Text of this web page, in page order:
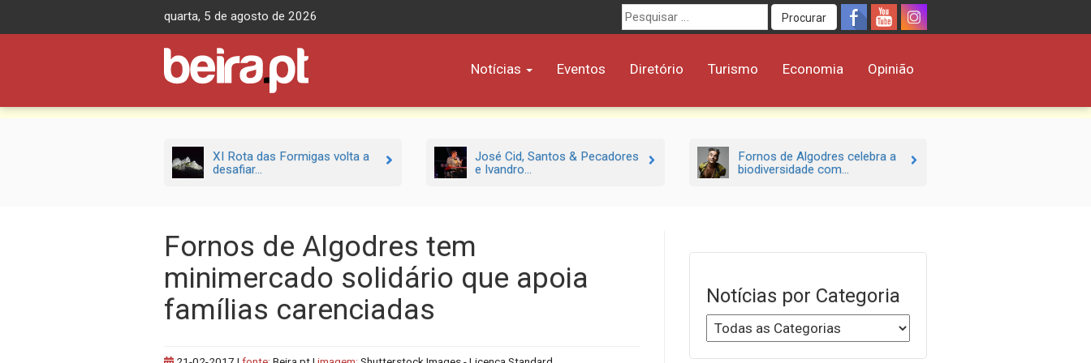
quarta, 5 de agosto de 2026
Procurar
por:
Procurar
Notícias Eventos Diretório Turismo Economia Opinião
XI Rota das Formigas volta a
desafiar...
José Cid, Santos & Pecadores
e Ivandro...
Fornos de Algodres celebra a
biodiversidade com...
Fornos de Algodres tem
minimercado solidário que apoia
famílias carenciadas
Notícias por Categoria